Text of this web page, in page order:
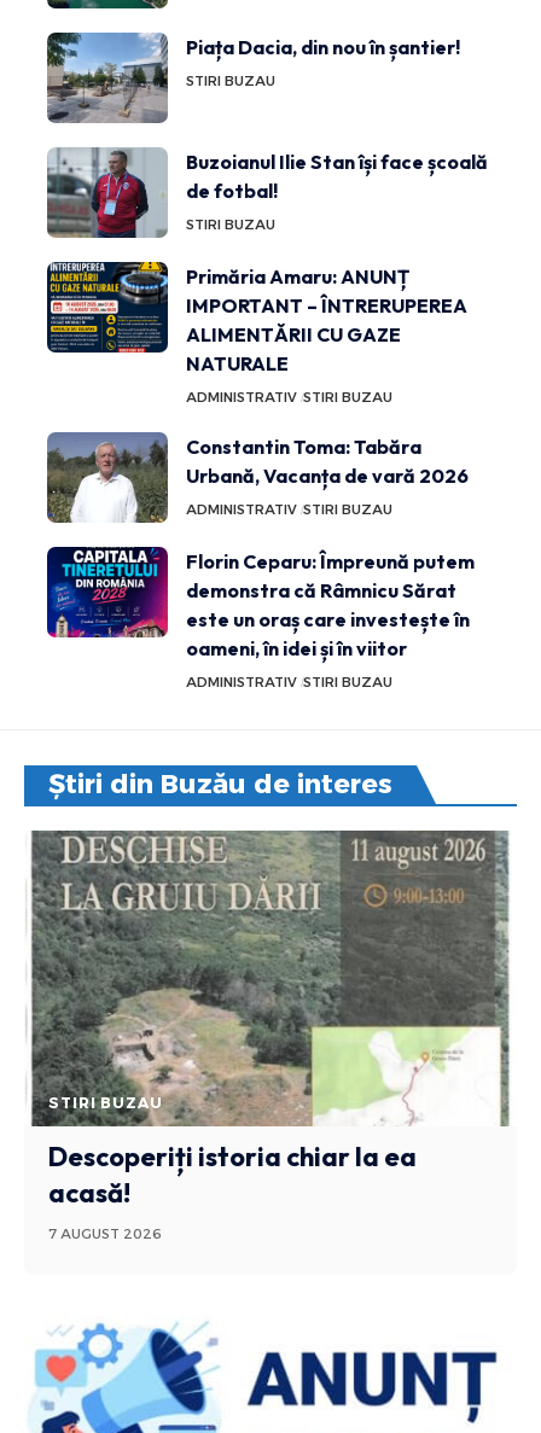
Piața Dacia, din nou în șantier!
STIRI BUZAU
Buzoianul Ilie Stan își face școală
de fotbal!
STIRI BUZAU
Primăria Amaru: ANUNȚ
IMPORTANT – ÎNTRERUPEREA
ALIMENTĂRII CU GAZE
NATURALE
ADMINISTRATIV STIRI BUZAU
Constantin Toma: Tabăra
Urbană, Vacanța de vară 2026
ADMINISTRATIV STIRI BUZAU
Florin Ceparu: Împreună putem
demonstra că Râmnicu Sărat
este un oraș care investește în
oameni, în idei și în viitor
ADMINISTRATIV STIRI BUZAU
Știri din Buzău de interes
STIRI BUZAU
Descoperiți istoria chiar la ea
acasă!
7 AUGUST 2026